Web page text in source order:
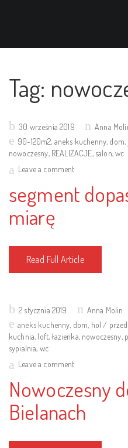
Tag:
Posted
on
30 września 2019
Anna
90-120m2, aneks kuchenny, dom,
nowoczesny, REALIZACJE, salon,wc
Leave a comment
segment
miarę
Read Full Article
Posted
on
2 stycznia 2019
Anna Molin
aneks kuchenny, dom, hol /
kuchnia, loft,łazienka, nowoczesny,
sypialnia, wc
Leave a comment
Nowoczesny
Bielanach